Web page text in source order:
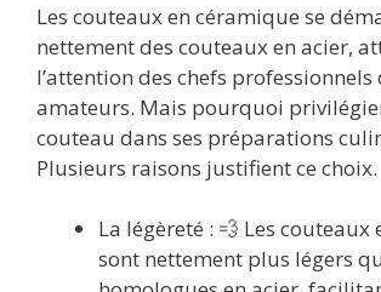
Les couteaux en céramique se
nettement des couteaux en acier,
l’attention des chefs professionnels
amateurs. Mais pourquoi
couteau dans ses préparations
Plusieurs raisons justifient ce choix.
La légèreté : 💨 Les couteaux
sont nettement plus légers